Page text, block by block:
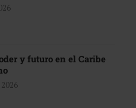
y futuro en el Caribe